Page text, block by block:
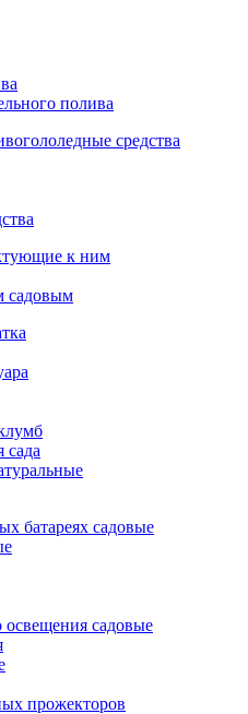
полива
средства
к ним
садовым
батареях садовые
освещения садовые
прожекторов